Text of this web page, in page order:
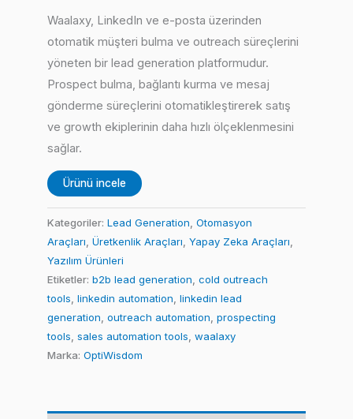
Waalaxy, LinkedIn ve e-posta üzerinden
otomatik müşteri bulma ve outreach süreçlerini
yöneten bir lead generation platformudur.
Prospect bulma, bağlantı kurma ve mesaj
gönderme süreçlerini otomatikleştirerek satış
ve growth ekiplerinin daha hızlı ölçeklenmesini
sağlar.
Ürünü incele
Kategoriler: Lead Generation, Otomasyon
Araçları, Üretkenlik Araçları, Yapay Zeka Araçları,
Yazılım Ürünleri
Etiketler: b2b lead generation, cold outreach
tools, linkedin automation, linkedin lead
generation, outreach automation, prospecting
tools, sales automation tools, waalaxy
Marka: OptiWisdom